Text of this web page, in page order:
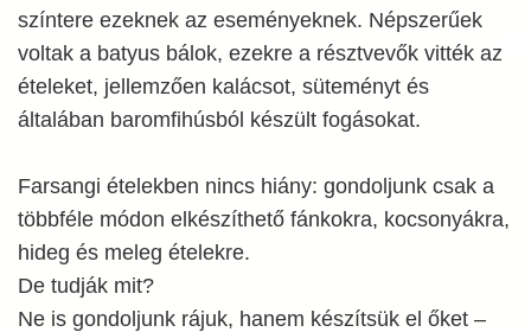
színtere ezeknek az eseményeknek. Népszerűek
voltak a batyus bálok, ezekre a résztvevők vitték az
ételeket, jellemzően kalácsot, süteményt és
általában baromfihúsból készült fogásokat.
Farsangi ételekben nincs hiány: gondoljunk csak a
többféle módon elkészíthető fánkokra, kocsonyákra,
hideg és meleg ételekre.
De tudják mit?
Ne is gondoljunk rájuk, hanem készítsük el őket –